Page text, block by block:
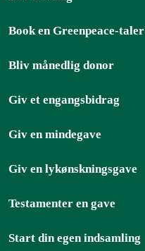
Book en Greenpeace-taler
Bliv månedlig donor
Giv et engangsbidrag
Giv en mindegave
Giv en lykønskningsgave
Testamenter en gave
Start din egen indsamling